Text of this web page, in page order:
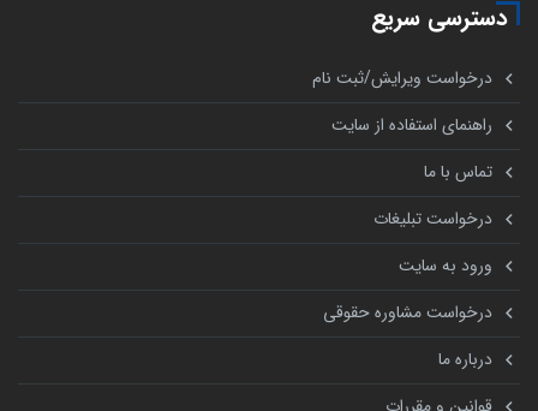
دسترسی سریع
درخواست ویرایش/ثبت نام
راهنمای استفاده از سایت
تماس با ما
درخواست تبلیغات
ورود به سایت
درخواست مشاوره حقوقی
درباره ما